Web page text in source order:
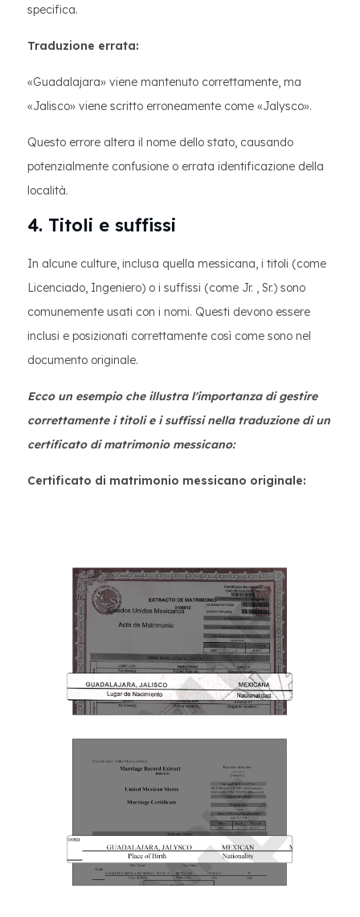
specifica.
Traduzione errata:
«Guadalajara» viene mantenuto correttamente, ma
«Jalisco» viene scritto erroneamente come «Jalysco».
Questo errore altera il nome dello stato, causando
potenzialmente confusione o errata identificazione della
località.
4. Titoli e suffissi
In alcune culture, inclusa quella messicana, i titoli (come
Licenciado, Ingeniero) o i suffissi (come Jr. , Sr.) sono
comunemente usati con i nomi. Questi devono essere
inclusi e posizionati correttamente così come sono nel
documento originale.
Ecco un esempio che illustra l'importanza di gestire
correttamente i titoli e i suffissi nella traduzione di un
certificato di matrimonio messicano:
Certificato di matrimonio messicano originale: